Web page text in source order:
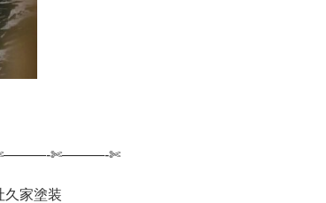
✄———-✄
久家塗装